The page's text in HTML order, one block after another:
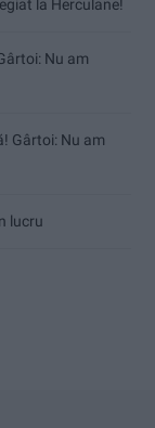
la Herculane!
Nu am
Gârtoi: Nu am
lucru